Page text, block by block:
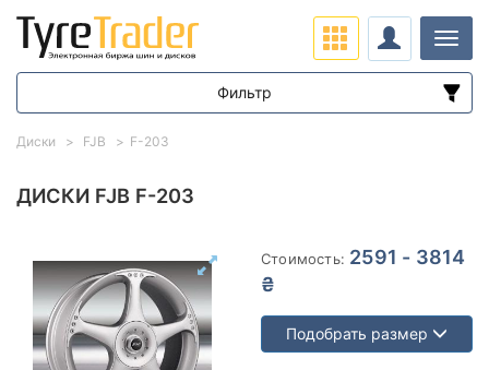
ДИСКИ FJB F-203
Стоимость: 2591 - 3814
₴
Подобрать размер
Диски FJB F-203
Фильтр
Диапазон цен